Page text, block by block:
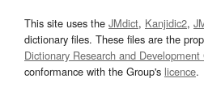
This site uses the JMdict, Kanjidic2,
dictionary files. These files are the
Dictionary Research and Development
conformance with the Group's licence.